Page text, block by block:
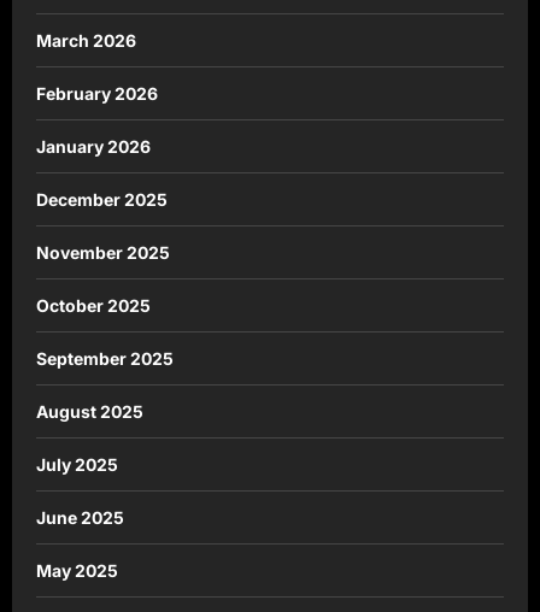
March 2026
February 2026
January 2026
December 2025
November 2025
October 2025
September 2025
August 2025
July 2025
June 2025
May 2025